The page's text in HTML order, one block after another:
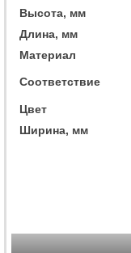
Высота, мм
Длина, мм
Материал
Соответствие
Цвет
Ширина, мм